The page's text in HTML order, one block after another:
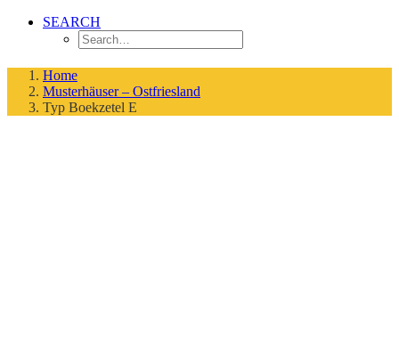
SEARCH
Home
Musterhäuser – Ostfriesland
Typ Boekzetel E